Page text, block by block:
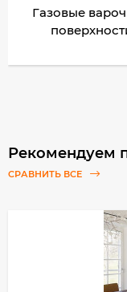
Газовые
Рекомендуем
СРАВНИТЬ ВСЕ